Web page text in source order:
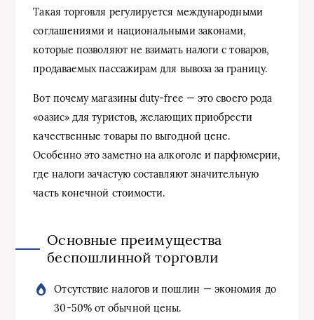
Такая торговля регулируется международными
соглашениями и национальными законами,
которые позволяют не взимать налоги с товаров,
продаваемых пассажирам для вывоза за границу.
Вот почему магазины duty-free — это своего рода
«оазис» для туристов, желающих приобрести
качественные товары по выгодной цене.
Особенно это заметно на алкоголе и парфюмерии,
где налоги зачастую составляют значительную
часть конечной стоимости.
Основные преимущества
беспошлинной торговли
Отсутствие налогов и пошлин — экономия до
30-50% от обычной цены.